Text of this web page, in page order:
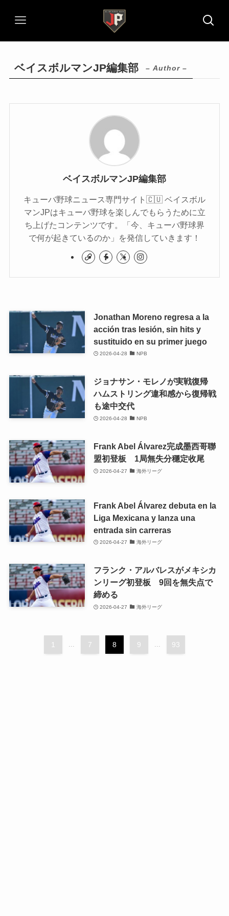
ベイスボルマンJP編集部 – Author –
ベイスボルマンJP編集部
キューバ野球ニュース専門サイト🇨🇺 ベイスボル
マンJPはキューバ野球を楽しんでもらうために立
ち上げたコンテンツです。「今、キューバ野球界
で何が起きているのか」を発信していきます！
Jonathan Moreno regresa a la
acción tras lesión, sin hits y
sustituido en su primer juego
2026-04-28 NPB
ジョナサン・モレノが実戦復帰
ハムストリング違和感から復帰戦
も途中交代
2026-04-28 NPB
Frank Abel Álvarez完成墨西哥聯
盟初登板 1局無失分穩定收尾
2026-04-27 海外リーグ
Frank Abel Álvarez debuta en la
Liga Mexicana y lanza una
entrada sin carreras
2026-04-27 海外リーグ
フランク・アルバレスがメキシカ
ンリーグ初登板 9回を無失点で
締める
2026-04-27 海外リーグ
1 7 8 9 93